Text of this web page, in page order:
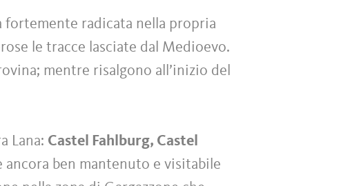
fortemente radicata nella propria
le tracce lasciate dal Medioevo.
mentre risalgono all’inizio del
Lana: Castel Fahlburg, Castel
ancora ben mantenuto e visitabile